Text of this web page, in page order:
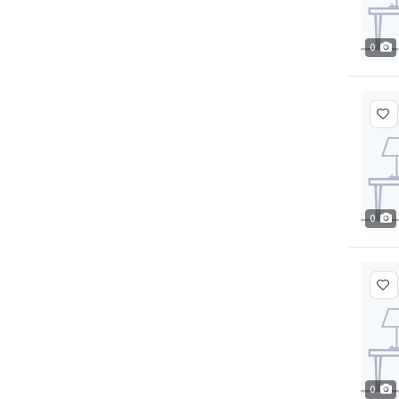
0
0
0